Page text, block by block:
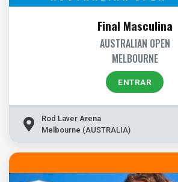
Final Masculina
AUSTRALIAN OPEN
MELBOURNE
ENTRAR
Rod Laver Arena
Melbourne (AUSTRALIA)